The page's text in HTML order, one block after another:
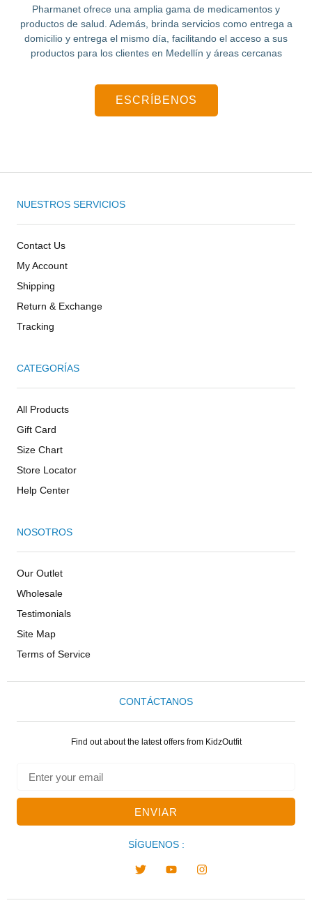
Pharmanet ofrece una amplia gama de medicamentos y
productos de salud. Además, brinda servicios como entrega a
domicilio y entrega el mismo día, facilitando el acceso a sus
productos para los clientes en Medellín y áreas cercanas
ESCRÍBENOS
NUESTROS SERVICIOS
Contact Us
My Account
Shipping
Return & Exchange
Tracking
CATEGORÍAS
All Products
Gift Card
Size Chart
Store Locator
Help Center
NOSOTROS
Our Outlet
Wholesale
Testimonials
Site Map
Terms of Service
CONTÁCTANOS
Find out about the latest offers from KidzOutfit
ENVIAR
SÍGUENOS :